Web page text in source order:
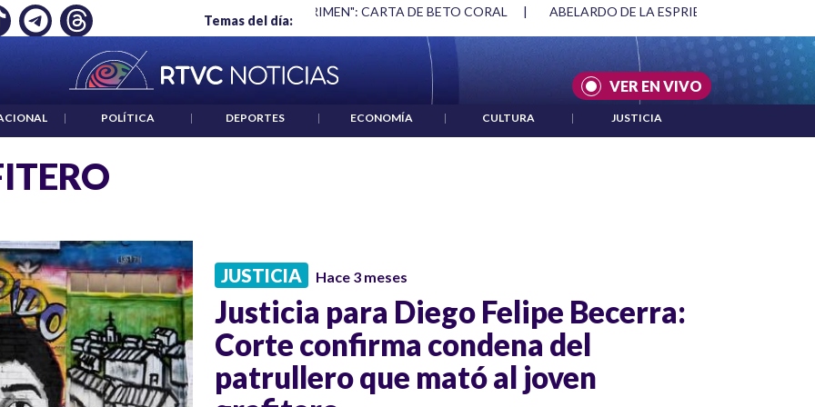
Temas del día:
EMPLEO: JP MORGAN "HABLAR NO ES UN CRIMEN": CARTA DE BETO CORAL | ABELARDO DE LA ESPRIELLA Y DMG
VER EN VIVO
| POLÍTICA | DEPORTES | ECONOMÍA | CULTURA | JUSTICIA
JUSTICIA Hace 3 meses
Justicia para Diego Felipe Becerra:
Corte confirma condena del
patrullero que mató al joven